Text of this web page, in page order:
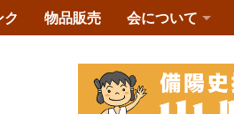
物品販売 会について